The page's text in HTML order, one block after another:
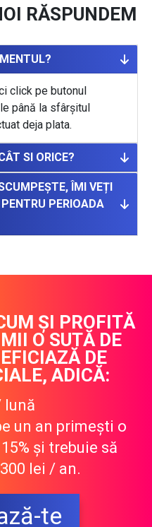
PERIOADA
ȘI PROFITĂ
O SUTĂ DE
DE
ADICĂ:
lună
un an primești o
lei / an.
te
utile
de beneficiile
accesați